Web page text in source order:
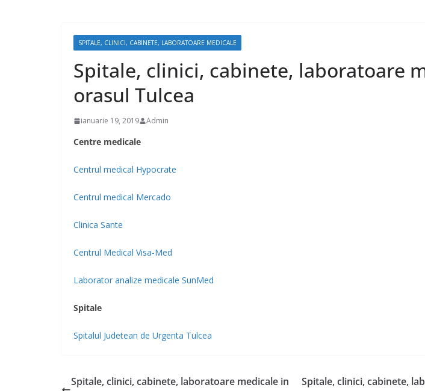
SPITALE, CLINICI, CABINETE, LABORATOARE MEDICALE
Spitale, clinici, cabinete, laboratoare
orasul Tulcea
ianuarie 19, 2019 Admin
Centre medicale
Centrul medical Hypocrate
Centrul medical Mercado
Clinica Sante
Centrul Medical Visa-Med
Laborator analize medicale SunMed
Spitale
Spitalul Judetean de Urgenta Tulcea
Spitale, clinici, cabinete, laboratoare medicale in
Spitale, clinici, cabinete,